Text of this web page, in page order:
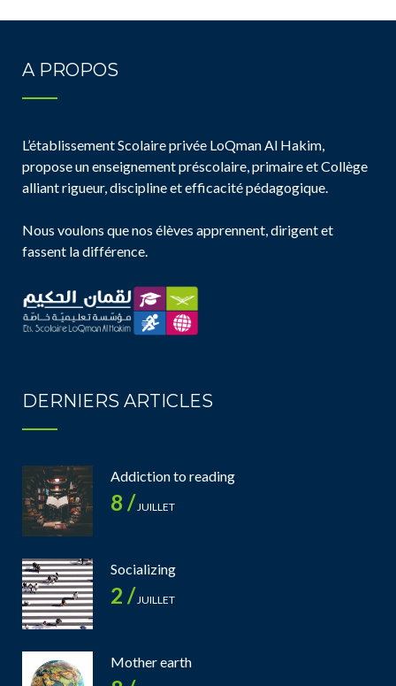
A PROPOS
L’établissement Scolaire privée LoQman Al Hakim,
propose un enseignement préscolaire, primaire et Collège
alliant rigueur, discipline et efficacité pédagogique.
Nous voulons que nos élèves apprennent, dirigent et
fassent la différence.
DERNIERS ARTICLES
Addiction to reading
8 /JUILLET
Socializing
2 /JUILLET
Mother earth